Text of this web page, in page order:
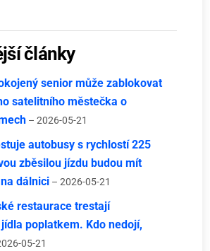
články
senior může zablokovat
satelitního městečka o
– 2026-05-21
autobusy s rychlostí 225
zběsilou jízdu budou mít
dálnici – 2026-05-21
restaurace trestají
poplatkem. Kdo nedojí,
05-21